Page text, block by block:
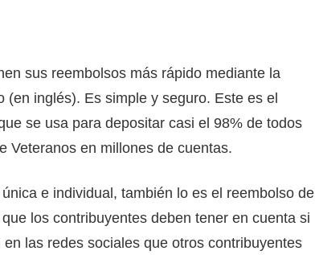
sus reembolsos más rápido mediante la
inglés). Es simple y seguro. Este es el
se usa para depositar casi el 98% de todos
Veteranos en millones de cuentas.
e individual, también lo es el reembolso de
los contribuyentes deben tener en cuenta si
las redes sociales que otros contribuyentes